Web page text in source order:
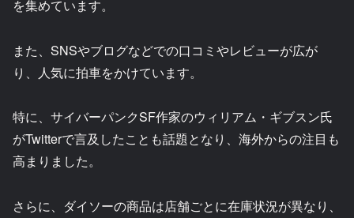
を集めています。
また、SNSやブログなどでの口コミやレビューが広が
り、人気に拍車をかけています。
特に、サイバーパンクSF作家のウィリアム・ギブスン氏
がTwitterで言及したことも話題となり、海外からの注目も
高まりました。
さらに、ダイソーの商品は店舗ごとに在庫状況が異なり、